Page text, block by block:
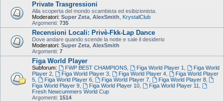
Private Trasgressioni
Alla scoperta del mondo scambista ed esibizionista.
Moderatori: Super Zeta AlexSmith
KrystalClub
Argomenti: 735
Recensioni Locali: Privè-Fkk-Lap Dance
Dove andare quando scende la notte e sale il desiderio
Moderatori: Super Zeta AlexSmith
Argomenti: 7
Figa World Player
Subforum: FWP BEST CHAMPIONS, Figa World Player 1
Figa World
Player 2
Figa World Player 3, Figa World Player 4,
Figa World Player
5
Figa World Player 6, Figa World Player 7, Figa World Player 8,
Figa World Player 9
Figa World Player 10, Figa World Player 11
Fresh Newcummers World Cup
Argomenti: 1514